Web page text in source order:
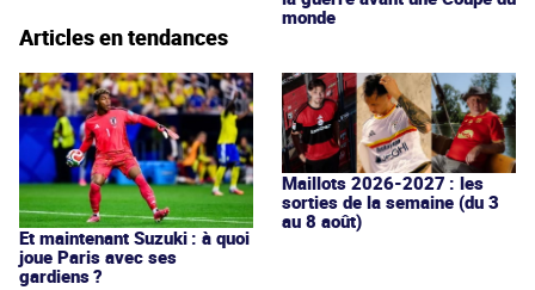
monde
Articles en tendances
Et maintenant Suzuki : à quoi
joue Paris avec ses
gardiens ?
Maillots 2026-2027 : les
sorties de la semaine (du 3
au 8 août)